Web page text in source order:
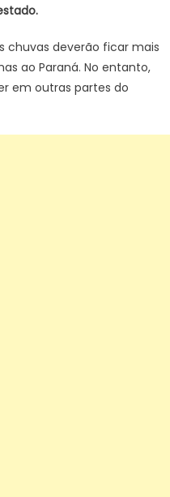
em
Santa
chuvas deverão ficar mais
ao Paraná. No entanto,
em outras partes do